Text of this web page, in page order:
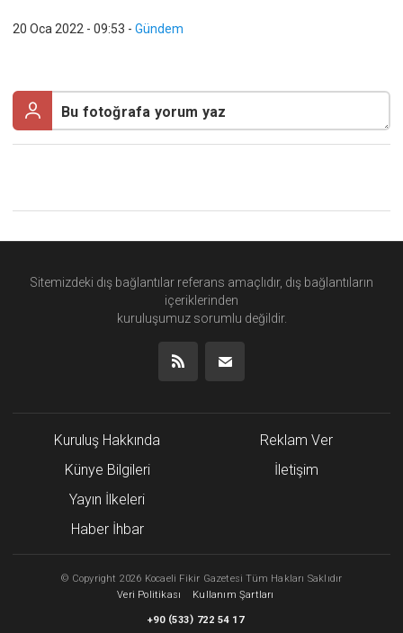
20 Oca 2022 - 09:53 - Gündem
Sitemizdeki dış bağlantılar referans amaçlıdır, dış bağlantıların
içeriklerinden
kuruluşumuz sorumlu değildir.
Kuruluş Hakkında
Künye Bilgileri
Yayın İlkeleri
Haber İhbar
Reklam Ver
İletişim
© Copyright 2026 Kocaeli Fikir Gazetesi Tüm Hakları Saklıdır
Veri Politikası
Kullanım Şartları
+90 (533) 722 54 17